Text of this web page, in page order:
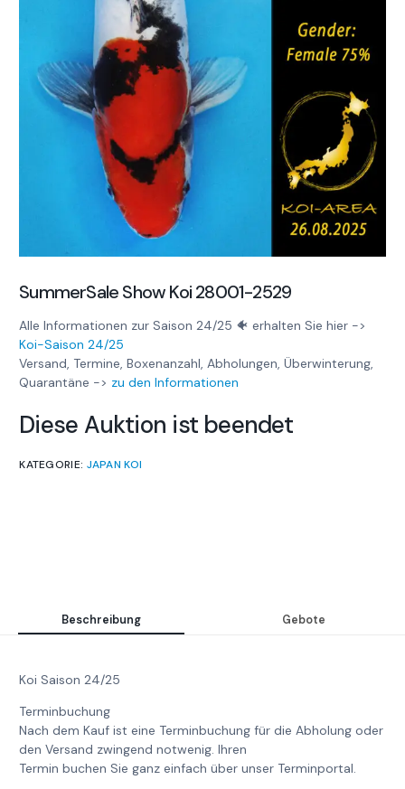
SummerSale Show Koi 28001-2529
Alle Informationen zur Saison 24/25 🐠 erhalten Sie hier ->
Koi-Saison 24/25
Versand, Termine, Boxenanzahl, Abholungen, Überwinterung,
Quarantäne -> zu den Informationen
Diese Auktion ist beendet
KATEGORIE: JAPAN KOI
Beschreibung Gebote
Koi Saison 24/25
Terminbuchung
Nach dem Kauf ist eine Terminbuchung für die Abholung oder
den Versand zwingend notwenig. Ihren
Termin buchen Sie ganz einfach über unser Terminportal.